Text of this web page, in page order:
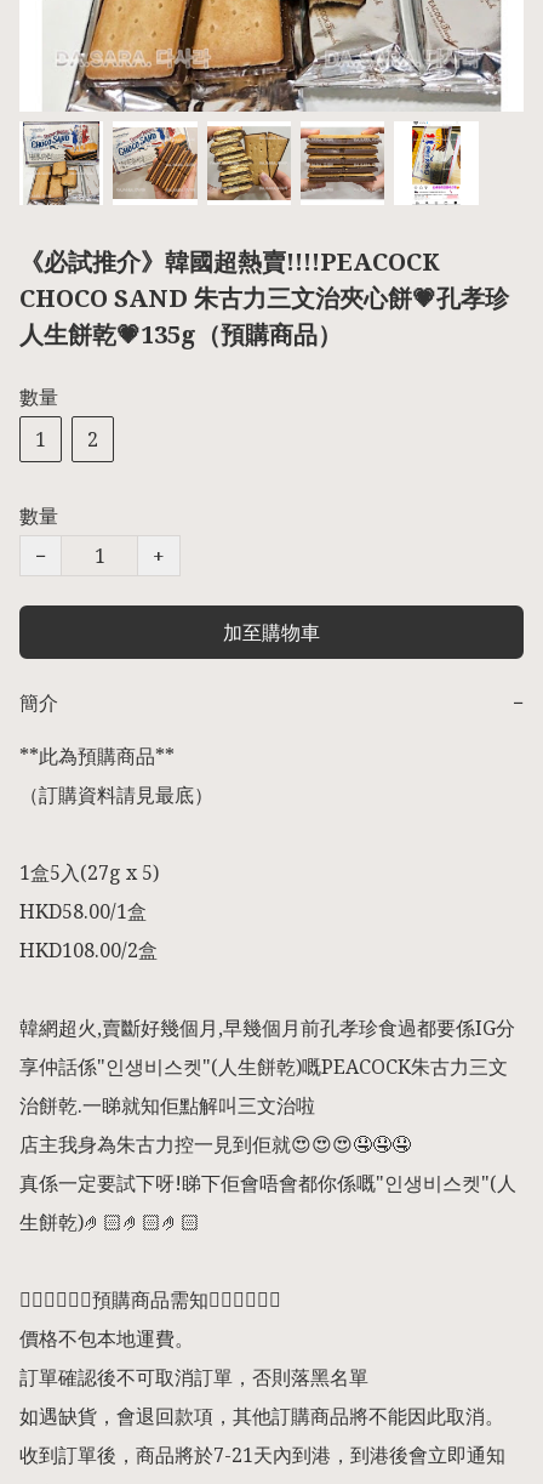
《必試推介》韓國超熱賣!!!!PEACOCK
CHOCO SAND 朱古力三文治夾心餅💗孔孝珍
人生餅乾💗135g（預購商品）
數量
1
2
數量
−
+
加至購物車
簡介
−
**此為預購商品**
（訂購資料請見最底）
1盒5入(27g x 5)
HKD58.00/1盒
HKD108.00/2盒
韓網超火,賣斷好幾個月,早幾個月前孔孝珍食過都要係IG分
享仲話係"인생비스켓"(人生餅乾)嘅PEACOCK朱古力三文
治餅乾.一睇就知佢點解叫三文治啦
店主我身為朱古力控一見到佢就😍😍😍🤤🤤🤤
真係一定要試下呀!睇下佢會唔會都你係嘅"인생비스켓"(人
生餅乾)🤌🏻🤌🏻🤌🏻
👇🏻👇🏻👇🏻預購商品需知👇🏻👇🏻👇🏻
價格不包本地運費。
訂單確認後不可取消訂單，否則落黑名單
如遇缺貨，會退回款項，其他訂購商品將不能因此取消。
收到訂單後，商品將於7-21天內到港，到港後會立即通知